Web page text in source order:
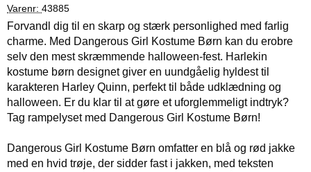
Varenr: 43885
Forvandl dig til en skarp og stærk personlighed med farlig
charme. Med Dangerous Girl Kostume Børn kan du erobre
selv den mest skræmmende halloween-fest. Harlekin
kostume børn designet giver en uundgåelig hyldest til
karakteren Harley Quinn, perfekt til både udklædning og
halloween. Er du klar til at gøre et uforglemmeligt indtryk?
Tag rampelyset med Dangerous Girl Kostume Børn!
Dangerous Girl Kostume Børn omfatter en blå og rød jakke
med en hvid trøje, der sidder fast i jakken, med teksten